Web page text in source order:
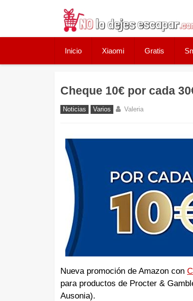
Inicio Xiaomi Gratis
Cheque 10€ por cada
Noticias Varios Valeria
Nueva promoción de Amazon con
para productos de Procter &
Ausonia).